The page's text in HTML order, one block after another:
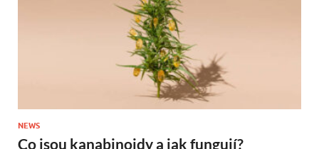
NEWS
Co jsou kanabinoidy a jak fungují?